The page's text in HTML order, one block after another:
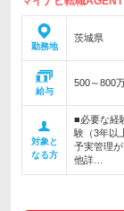
勤務地
茨城県
給与
500～800
対象と
なる方
■必要な経
験（3年以
予実管理
他詳…